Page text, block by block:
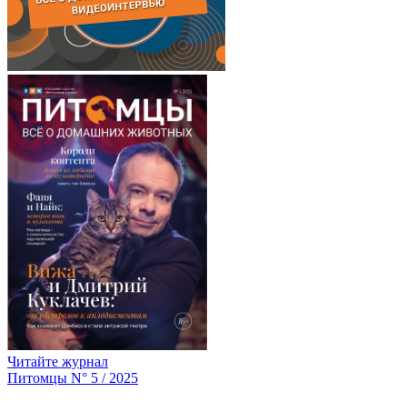
Читайте журнал
Питомцы N° 5 / 2025